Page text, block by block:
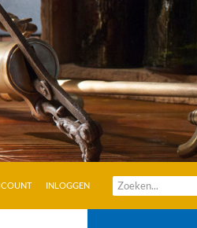
Zoeken
INLOGGEN